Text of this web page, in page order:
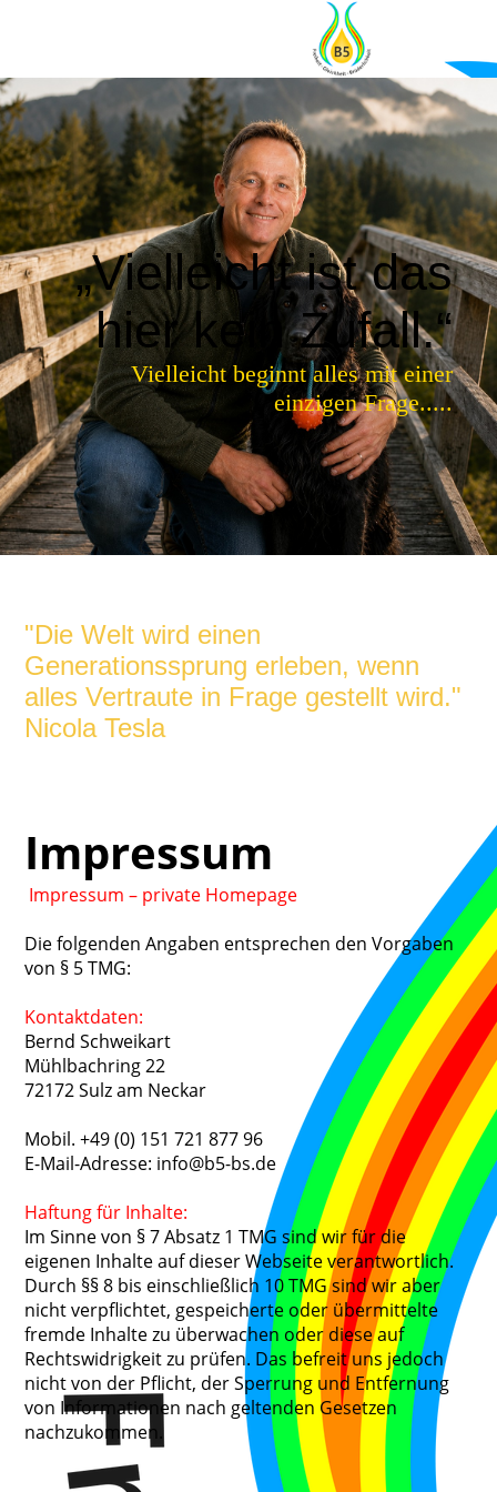
„Vielleicht ist das
hier kein Zufall.“
Vielleicht beginnt alles mit einer
einzigen Frage.....
"Die Welt wird einen
Generationssprung erleben, wenn
alles Vertraute in Frage gestellt wird."
Nicola Tesla
Impressum
Impressum – private Homepage
Die folgenden Angaben entsprechen den Vorgaben
von § 5 TMG:
Kontaktdaten:
Bernd Schweikart
Mühlbachring 22
72172 Sulz am Neckar
Mobil. +49 (0) 151 721 877 96
E-Mail-Adresse: info@b5-bs.de
Haftung für Inhalte:
Im Sinne von § 7 Absatz 1 TMG sind wir für die
eigenen Inhalte auf dieser Webseite verantwortlich.
Durch §§ 8 bis einschließlich 10 TMG sind wir aber
nicht verpflichtet, gespeicherte oder übermittelte
fremde Inhalte zu überwachen oder diese auf
Rechtswidrigkeit zu prüfen. Das befreit uns jedoch
nicht von der Pflicht, der Sperrung und Entfernung
von Informationen nach geltenden Gesetzen
nachzukommen.